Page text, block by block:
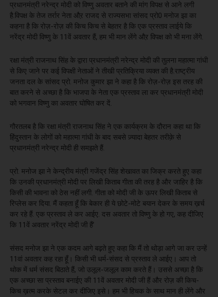
प्रधानमंत्री नरेन्द्र मोदी को विष्णु अवतार बताने की मांग विपक्ष से आने लगी
है.विपक्ष के तेज तर्रार नेता औऱ राजद से राज्यसभा सांसद प्रो0 मनोज झा का
कहना है कि रोज़-रोज़ की किच किच से बेहतर है कि एक प्रस्ताव लाईये कि
नरेंद्र मोदी विष्णु के 11वें अवतार हैं, हम भी मान लेंगे औऱ विपक्ष को भी मना लेंगे.
रक्षा मंत्री राजनाथ सिंह के द्वारा प्रधानमंत्री नरेन्द्र मोदी की तुलना महात्मा गांधी
से किए जाने पर कई विपक्षी नेताओं ने तीखी प्रतिक्रिया व्यक्त की है.राष्ट्रीय
जनता दल के सांसद प्रो. मनोज कुमार झा ने कहा है कि रोज़-रोज़ इस तरह की
बात करने से अच्छा है कि भाजपा के नेता एक प्रस्ताव ला कर प्रधानमंत्री मोदी
को भगवान विष्णु का अवतार घोषित कर दें.
गौरतलब है कि रक्षा मंत्री राजनाथ सिंह ने एक कार्यक्रम के दौरान कहा था कि
हिंदुस्तान के लोगों को महात्मा गांधी के बाद सबसे ज़्यादा बेहतर तरीक़े से
प्रधानमंत्री नरेन्द्र मोदी ही समझते हैं.
प्रो. मनोज झा ने केन्द्रीय मंत्री गजेंद्र सिंह शेखावत का जिक्र करते हुए कहा
कि उनकी प्रधानमंत्री मोदी पर लिखी किताब गीता की तरह है और जाहिर है कि
किसी की भावना को ठेस नहीं लगी. गीता को मोदी जी के ऊपर लिखी किताब से
रिप्लेस कर दिया. मैं कहता हूँ कि बेकार ही ये छोटे-मोटे बयान देकर के समय ख़र्च
कर रहे हैं. एक प्रस्ताव ले कर आईए. दस अवतार तो विष्णु के हो गए, कह दीजिए
कि 11वें अवतार नरेंद्र मोदी जी हैं’
संसद मनोज झा ने एक कदम आगे बढ़ते हुए कहा कि मैं तो थोड़ा आगे जा कर उन्हें
11वां अवतार कह रहा हूँ। किसी भी धर्म-संसद से प्रस्ताव ले आईए। आप तो
थोक में धर्म संसद बिठाते हैं, जो उलूल-जलूल काम करते हैं। उससे अच्छा है कि
एक अच्छा सा प्रस्ताव बनाईए की 11वें अवतार मोदी जी हैं और रोज़ की किच-
किच ख़त्म करके सेटल कर दीजिए इसे। हम भी हिचक के साथ मान ही लेंगे और